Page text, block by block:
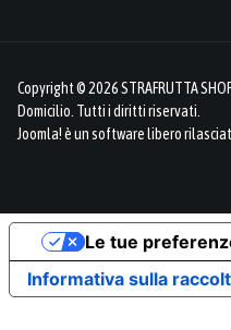
Copyright © 2026 STRAFRUTTA
Domicilio. Tutti i diritti riservati.
Joomla!è un software libero
Informativa sulla
Le tue